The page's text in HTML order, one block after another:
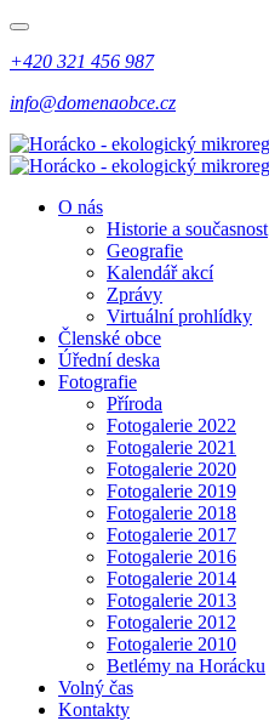
+420 321 456 987
info@domenaobce.cz
O nás
Historie a současnost
Geografie
Kalendář akcí
Zprávy
Virtuální prohlídky
Členské obce
Úřední deska
Fotografie
Příroda
Fotogalerie 2022
Fotogalerie 2021
Fotogalerie 2020
Fotogalerie 2019
Fotogalerie 2018
Fotogalerie 2017
Fotogalerie 2016
Fotogalerie 2014
Fotogalerie 2013
Fotogalerie 2012
Fotogalerie 2010
Betlémy na Horácku
Volný čas
Kontakty